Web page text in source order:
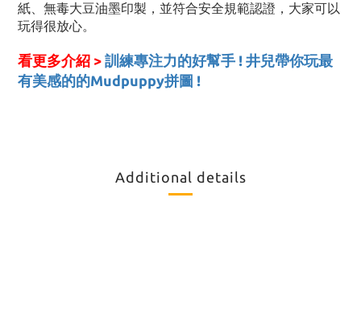
紙、無毒大豆油墨印製，並符合安全規範認證，大家可以
玩得很放心。
看更多介紹 > 訓練專注力的好幫手 ! 井兒帶你玩最
有美感的的Mudpuppy拼圖 !
Additional details